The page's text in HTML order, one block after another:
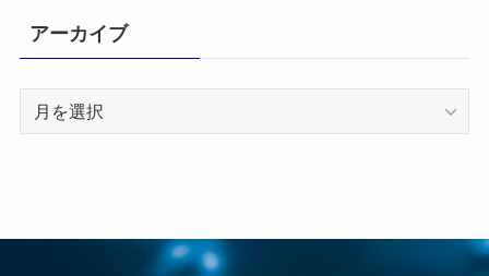
アーカイブ